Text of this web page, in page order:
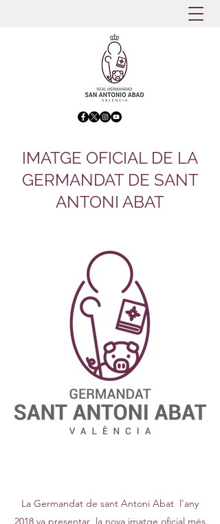
IMATGE OFICIAL DE LA
GERMANDAT DE SANT
ANTONI ABAT
La Germandat de sant Antoni Abat l'any
2018 va presentar la nova imatge oficial més